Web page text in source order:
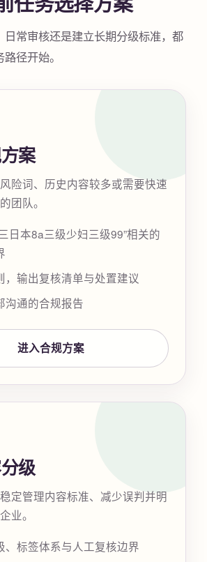
日常审核还是建立长期分级标准，都
径开始。
案
险词、历史内容较多或需要快速
团队。
日本8a三级少妇三级99”相关的
，输出复核清单与处置建议
沟通的合规报告
进入合规方案
级
定管理内容标准、减少误判并明
业。
、标签体系与人工复核边界